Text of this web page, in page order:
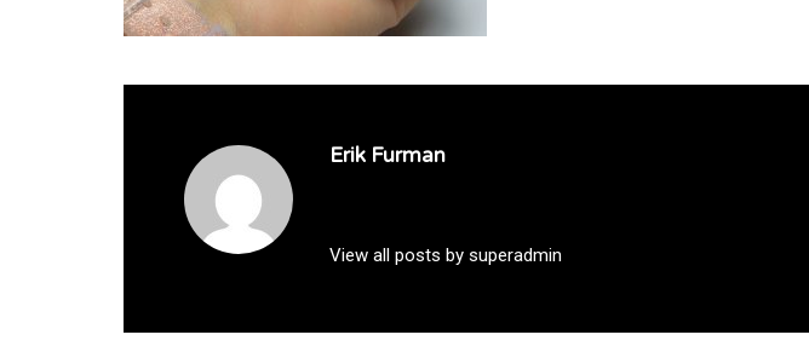
Erik Furman
View all posts by superadmin